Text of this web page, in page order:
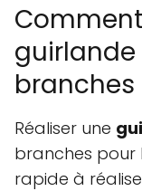
branches
Réaliser une
branches pour
rapide à